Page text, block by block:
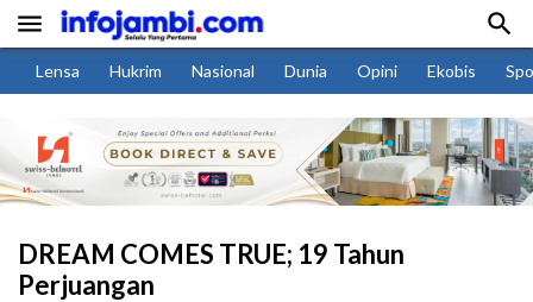
 
Lensa Hukrim Nasional Dunia Opini Ekobis
DREAM COMES TRUE; 19 Tahun
Perjuangan